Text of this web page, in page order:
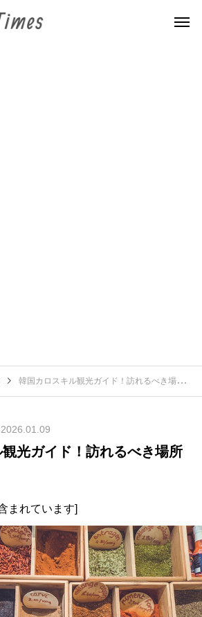
韓国カロスキル観光ガイド！訪れるべき場所まとめ
2026.01.09
光ガイド！訪れるべき場所
まれています]